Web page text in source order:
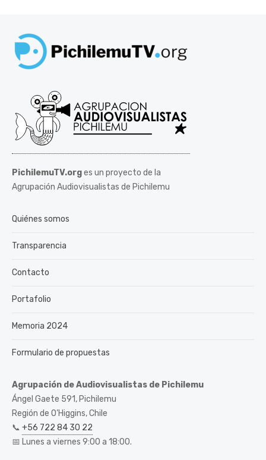
PichilemuTV.orges un proyecto de la
Agrupación Audiovisualistas de Pichilemu
Quiénes somos
Transparencia
Contacto
Portafolio
Memoria 2024
Formulario de propuestas
Agrupación de Audiovisualistas de Pichilemu
Ángel Gaete 591, Pichilemu
Región de O’Higgins, Chile
📞 +56 722 84 30 22
📅 Lunes a viernes 9:00 a 18:00.